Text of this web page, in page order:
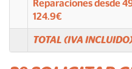
Reparaciones desde
124.9€
TOTAL (IVA